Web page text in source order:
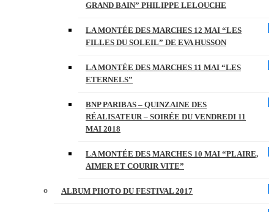
GRAND BAIN” PHILIPPE LELOUCHE
LA MONTÉE DES MARCHES 12 MAI “LES
FILLES DU SOLEIL” DE EVA HUSSON
LA MONTÉE DES MARCHES 11 MAI “LES
ETERNELS”
BNP PARIBAS – QUINZAINE DES
RÉALISATEUR – SOIRÉE DU VENDREDI 11
MAI 2018
LA MONTÉE DES MARCHES 10 MAI “PLAIRE,
AIMER ET COURIR VITE”
ALBUM PHOTO DU FESTIVAL 2017